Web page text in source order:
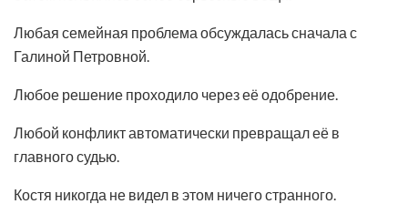
Любая семейная проблема обсуждалась сначала с
Галиной Петровной.
Любое решение проходило через её одобрение.
Любой конфликт автоматически превращал её в
главного судью.
Костя никогда не видел в этом ничего странного.